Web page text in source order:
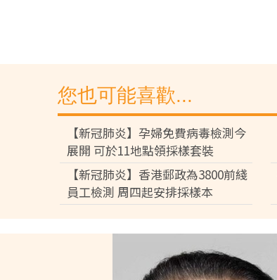
您也可能喜歡...
【新冠肺炎】孕婦免費病毒檢測今
展開 可於11地點領採樣套裝
【新冠肺炎】香港郵政為3800前綫
員工檢測 周四起安排採樣本